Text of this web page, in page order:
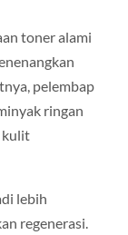
toner alami
pelembap
ringan
kulit
lebih
regenerasi.